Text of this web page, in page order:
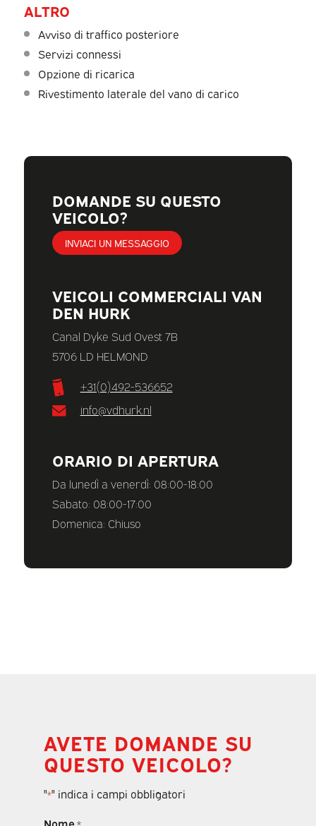
ALTRO
Avviso di traffico posteriore
Servizi connessi
Opzione di ricarica
Rivestimento laterale del vano di carico
DOMANDE SU QUESTO
VEICOLO?
INVIACI UN MESSAGGIO
VEICOLI COMMERCIALI VAN
DEN HURK
Canal Dyke Sud Ovest 7B
5706 LD HELMOND
+31(0)492-536652
info@vdhurk.nl
ORARIO DI APERTURA
Da lunedì a venerdì: 08:00-18:00
Sabato: 08:00-17:00
Domenica: Chiuso
AVETE DOMANDE SU
QUESTO VEICOLO?
"*" indica i campi obbligatori